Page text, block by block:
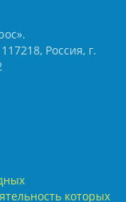
Россия, г.
которых